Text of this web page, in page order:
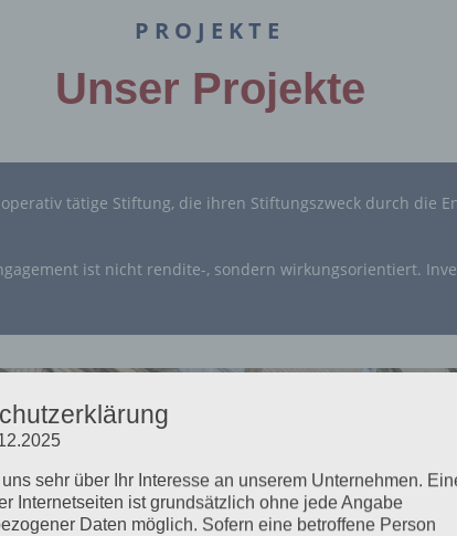
PROJEKTE
Unser Projekte
tätige Stiftung, die ihren Stiftungszweck durch die
ist nicht rendite-, sondern wirkungsorientiert.
sehr über Ihr Interesse an unserem Unternehmen.
Internetseiten ist grundsätzlich ohne jede Angabe
Daten möglich. Sofern eine betroffene Person